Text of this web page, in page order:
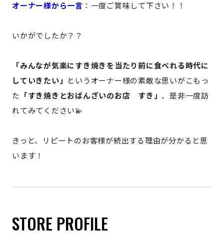
オーナー様から一言 ： 一度ご賞味して下さい！！
いかがでしたか？？
「みんなが気楽にすき焼きを当たり前に食べれる時代に
していきたい」 というオーナー様の素敵な思いがこもっ
た 「すき焼きとおばんざいのお店 すき」 、是非一度訪
れてみてください💫
きっと、リピートのお客様が続出する理由が分かると思
います！
STORE PROFILE